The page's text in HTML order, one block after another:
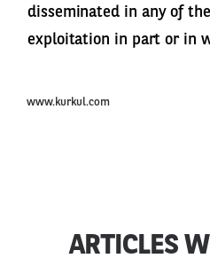
disseminated in any of
exploitation in part or in
www.kurkul.com
ARTICLES